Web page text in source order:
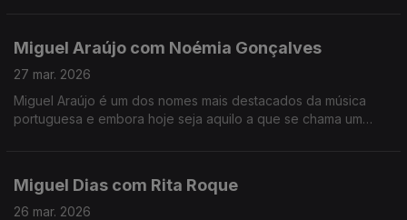
Miguel Araújo com Noémia Gonçalves
27 mar. 2026
Miguel Araújo é um dos nomes mais destacados da música
portuguesa e embora hoje seja aquilo a que se chama um
Miguel Dias com Rita Roque
26 mar. 2026